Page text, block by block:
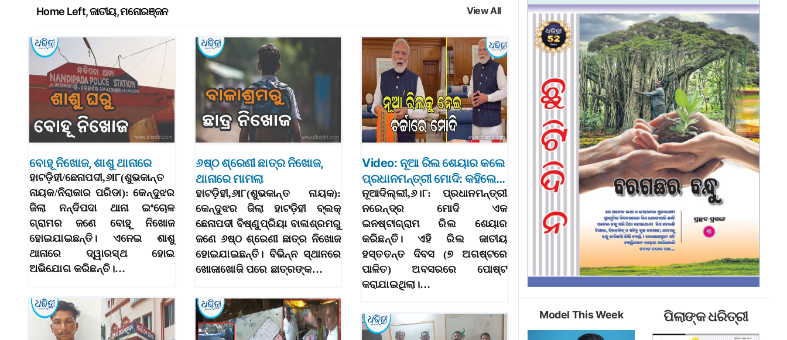
Home Left,ଜାତୀୟ,ମନୋରଞ୍ଜନ View All
ବୋହୂ ନିଖୋଜ, ଶାଶୁ ଥାନାରେ
ହାଟଡ଼ିହୀ/ଛେନାପଦୀ,୬l୮(ଶୁଭକାନ୍ତ
ନାୟକ/ନିରାକାର ପରିଡା): କେନ୍ଦୁଝର
ଜିଲା ନନ୍ଦିପଦା ଥାନା ଇଂଚୋଳ
ଗ୍ରାମର ଜଣେ ବୋହୂ ନିଖୋଜ
ହୋଇଯାଇଛନ୍ତି। ଏନେଇ ଶାଶୁ
ଥାନାରେ ଦ୍ୱାରସ୍ଥ ହୋଇ
ଅଭିଯୋଗ କରିଛନ୍ତି।…
୬ଷ୍ଠ ଶ୍ରେଣୀ ଛାତ୍ର ନିଖୋଜ,
ଥାନାରେ ମାମଲା
ହାଟଡ଼ିହୀ,୬l୮(ଶୁଭକାନ୍ତ ନାୟକ):
କେନ୍ଦୁଝର ଜିଲା ହାଟଡ଼ିହୀ ବ୍ଲକ୍‌
ଛେନାପଦୀ ବିଷ୍ଣୁପ୍ରିୟା ବାଳାଶ୍ରମରୁ
ଜଣେ ୬ଷ୍ଠ ଶ୍ରେଣୀ ଛାତ୍ର ନିଖୋଜ
ହୋଇଯାଇଛନ୍ତି। ବିଭିନ୍ନ ସ୍ଥାନରେ
ଖୋଜାଖୋଜି ପରେ ଛାତ୍ରଙ୍କ…
Video: ନୂଆ ରିଲ ଶେୟାର କଲେ
ପ୍ରଧାନମନ୍ତ୍ରୀ ମୋଦି: କହିଲେ…
ନୂଆଦିଲ୍ଲୀ,୬।୮: ପ୍ରଧାନମନ୍ତ୍ରୀ
ନରେନ୍ଦ୍ର ମୋଦି ଏକ
ଇନଷ୍ଟାଗ୍ରାମ ରିଲ ଶେୟାର
କରିଛନ୍ତି। ଏହି ରିଲ ଜାତୀୟ
ହସ୍ତତନ୍ତ ଦିବସ (୭ ଅଗଷ୍ଟରେ
ପାଳିତ) ଅବସରରେ ପୋଷ୍ଟ
କରାଯାଇଥିଲା।…
Model This Week ପିଲାଙ୍କ ଧରିତ୍ରୀ